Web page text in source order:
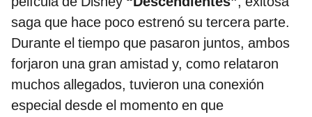
saga que hace poco estrenó su tercera parte.
Durante el tiempo que pasaron juntos, ambos
forjaron una gran amistad y, como relataron
muchos allegados, tuvieron una conexión
especial desde el momento en que